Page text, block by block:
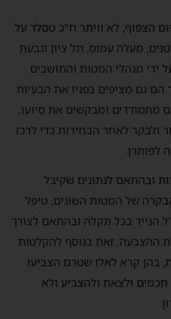
הצפוף, לא וויתר ח"כ טסלר על
מעלה עמוס, תל ציון וגבעת
ידי מנהלי המטות והתושבים
גם מציפים בפניו את הבעיות
מתמודדים ומבקשים את סיועו.
ולבקר לאחר הבחירות כדי לרכז
לפותרן.
ובהתאם לנתונים שקיבל
של המטות השונים, טיפל
הנייד בכל תקלה ובהתאם לצורך
ההצבעה. זאת בנוסף להקלטות
בהן קרא לאלו שטרם הצביעו
ולצאת ולהצביע ולא